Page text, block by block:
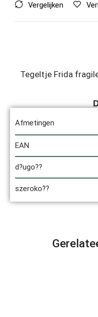
Vergelijken
Tegeltje Frida
Afmetingen
EAN
d?ugo??
szeroko??